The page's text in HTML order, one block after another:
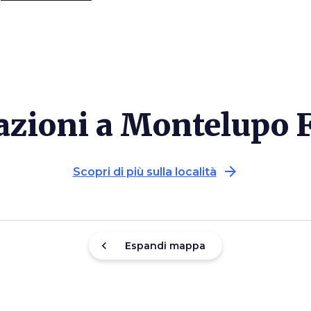
a Montelupo
Scopri di più sulla località arrow_forward
chevron_left Espandi mappa